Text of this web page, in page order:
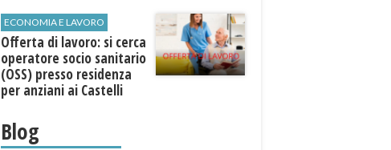
ECONOMIA E LAVORO
Offerta di lavoro: si cerca
operatore socio sanitario
(OSS) presso residenza
per anziani ai Castelli
Blog